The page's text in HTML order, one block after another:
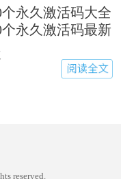
永久激活码大全
永久激活码最新
reserved.